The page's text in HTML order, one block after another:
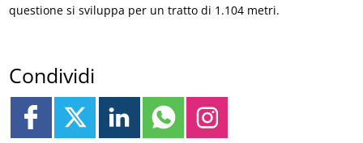
questione si sviluppa per un tratto di 1.104 metri.
Condividi